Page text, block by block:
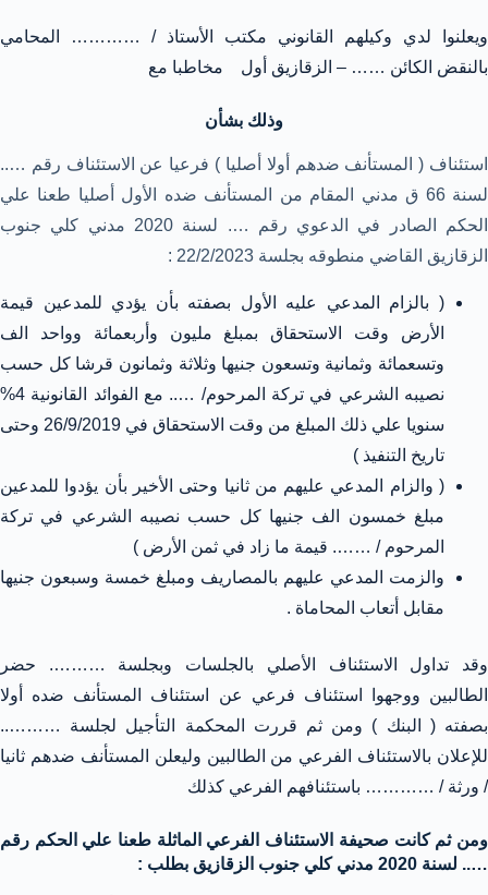
ويعلنوا لدي وكيلهم القانوني مكتب الأستاذ / ………… المحامي
بالنقض الكائن …… – الزقازيق أول مخاطبا مع
وذلك بشأن
استئناف ( المستأنف ضدهم أولا أصليا ) فرعيا عن الاستئناف رقم …..
لسنة 66 ق مدني المقام من المستأنف ضده الأول أصليا طعنا علي
الحكم الصادر في الدعوي رقم …. لسنة 2020 مدني كلي جنوب
الزقازيق القاضي منطوقه بجلسة 22/2/2023 :
( بالزام المدعي عليه الأول بصفته بأن يؤدي للمدعين قيمة
الأرض وقت الاستحقاق بمبلغ مليون وأربعمائة وواحد الف
وتسعمائة وثمانية وتسعون جنيها وثلاثة وثمانون قرشا كل حسب
نصيبه الشرعي في تركة المرحوم/ ….. مع الفوائد القانونية 4%
سنويا علي ذلك المبلغ من وقت الاستحقاق في 26/9/2019 وحتى
تاريخ التنفيذ )
( والزام المدعي عليهم من ثانيا وحتى الأخير بأن يؤدوا للمدعين
مبلغ خمسون الف جنيها كل حسب نصيبه الشرعي في تركة
المرحوم / ……. قيمة ما زاد في ثمن الأرض )
والزمت المدعي عليهم بالمصاريف ومبلغ خمسة وسبعون جنيها
مقابل أتعاب المحاماة .
وقد تداول الاستئناف الأصلي بالجلسات وبجلسة ………. حضر
الطالبين ووجهوا استئناف فرعي عن استئناف المستأنف ضده أولا
بصفته ( البنك ) ومن ثم قررت المحكمة التأجيل لجلسة ………..
للإعلان بالاستئناف الفرعي من الطالبين وليعلن المستأنف ضدهم ثانيا
/ ورثة / ………… باستئنافهم الفرعي كذلك
ومن ثم كانت صحيفة الاستئناف الفرعي الماثلة طعنا علي الحكم رقم
….. لسنة 2020 مدني كلي جنوب الزقازيق بطلب :